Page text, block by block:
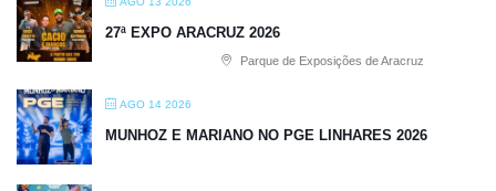
27ª EXPO ARACRUZ 2026
Parque de Exposições de Aracruz
AGO 14 2026
MUNHOZ E MARIANO NO PGE LINHARES 2026